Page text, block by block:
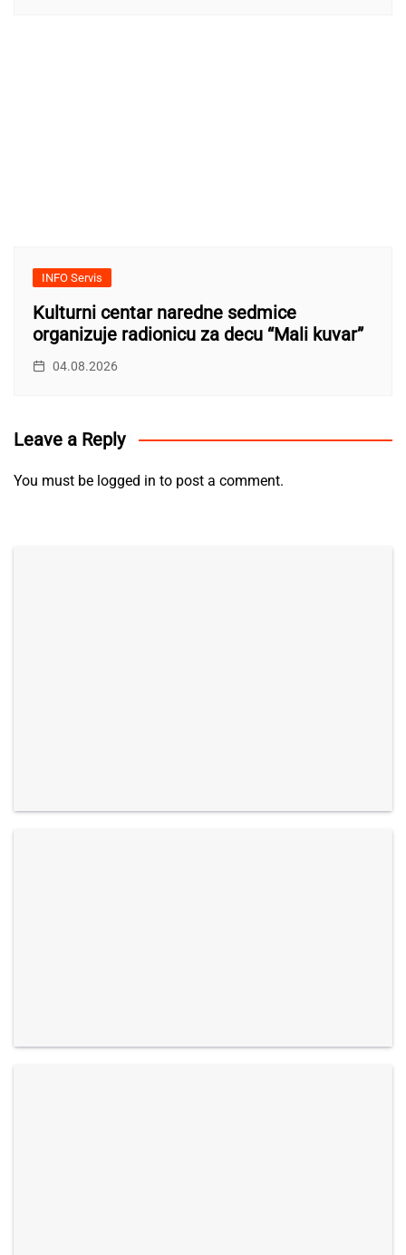
INFO Servis
Kulturni centar naredne sedmice
organizuje radionicu za decu “Mali kuvar”
04.08.2026
Leave a Reply
You must be logged in to post a comment.